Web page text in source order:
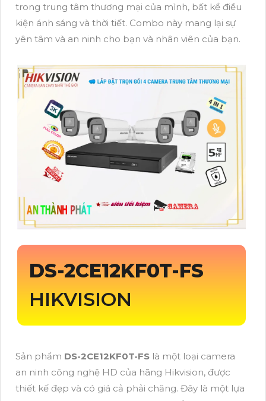
trong trung tâm thương mại của mình, bất kể điều
kiện ánh sáng và thời tiết. Combo này mang lại sự
yên tâm và an ninh cho bạn và nhân viên của bạn.
DS-2CE12KF0T-FS
HIKVISION
Sản phẩm DS-2CE12KF0T-FS là một loại camera
an ninh công nghệ HD của hãng Hikvision, được
thiết kế đẹp và có giá cả phải chăng. Đây là một lựa